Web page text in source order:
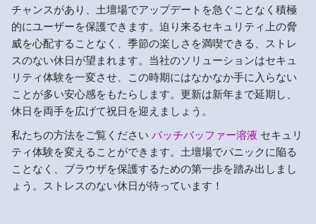
チャンスがあり、土壇場でアップデートを急ぐことなく積極
的にユーザーを保護できます。迫り来るセキュリティ上の脅
威を心配することなく、季節の楽しさを満喫できる、ストレ
スのない休日が望まれます。当社のソリューションはセキュ
リティ体験を一変させ、この時期にはなかなか手に入らない
ことが多い安心感をもたらします。更新は新年まで延期し、
休日を両手を広げて祝日を迎えましょう。
私たちの方法をご覧ください パッチバッファー溶液 セキュリ
ティ体験を変えることができます。土壇場でパニックに陥る
ことなく、ブラウザを保護するための第一歩を踏み出しまし
ょう。ストレスのない休日が待っています！